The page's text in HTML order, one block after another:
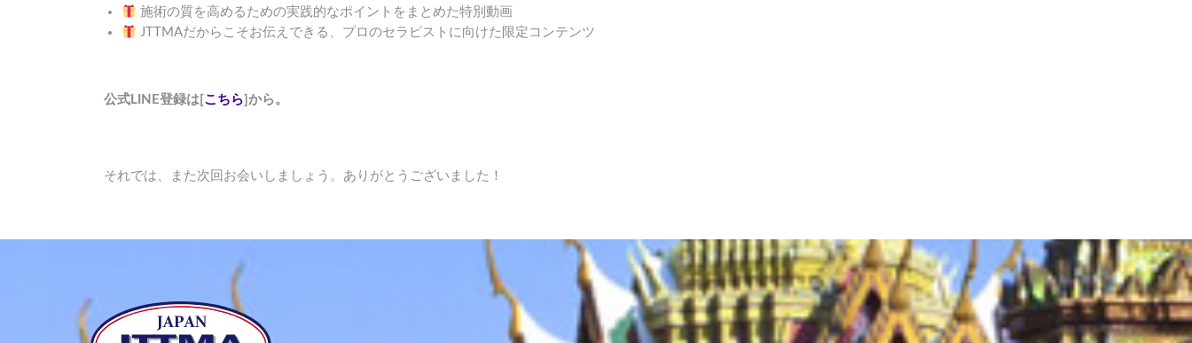
施術の質を高めるための実践的なポイントをまとめた特別動画
JTTMAだからこそお伝えできる、プロのセラピストに向けた限定コンテンツ
公式LINE登録は[こちら]から。
それでは、また次回お会いしましょう。ありがとうございました！